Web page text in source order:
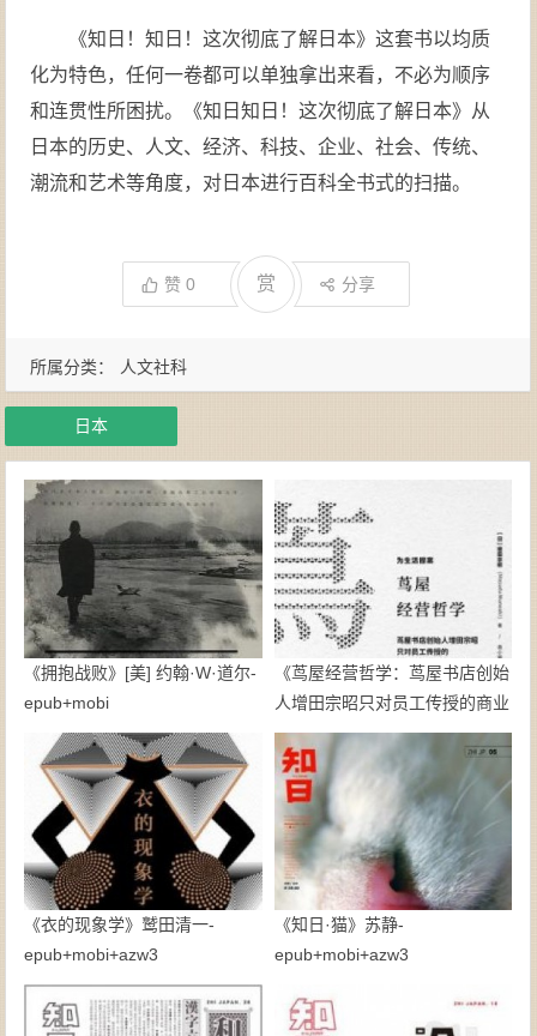
《知日！知日！这次彻底了解日本》这套书以均质
化为特色，任何一卷都可以单独拿出来看，不必为顺序
和连贯性所困扰。《知日知日！这次彻底了解日本》从
日本的历史、人文、经济、科技、企业、社会、传统、
潮流和艺术等角度，对日本进行百科全书式的扫描。
赞0 赏 分享
所属分类： 人文社科
日本
《拥抱战败》[美] 约翰·W·道尔-
epub+mobi
《茑屋经营哲学：茑屋书店创始
人增田宗昭只对员工传授的商业
思考》【日】增田宗昭-epub
《衣的现象学》鹫田清一-
epub+mobi+azw3
《知日·猫》苏静-
epub+mobi+azw3